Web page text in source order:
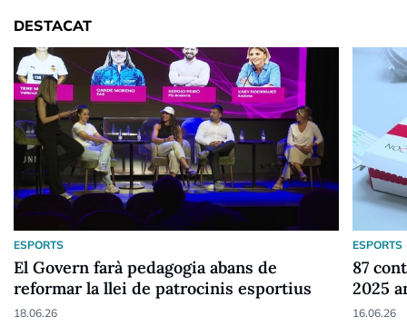
DESTACAT
ESPORTS
El Govern farà pedagogia abans de
reformar la llei de patrocinis esportius
18.06.26
ESPORTS
87
2025
16.06.26